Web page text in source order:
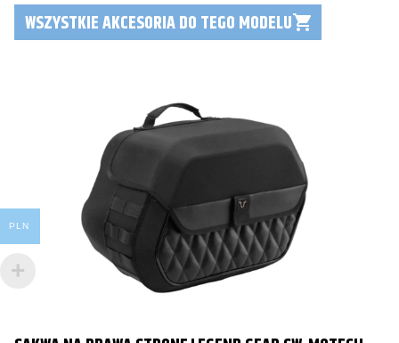
WSZYSTKIE AKCESORIA DO TEGO MODELU
PLN